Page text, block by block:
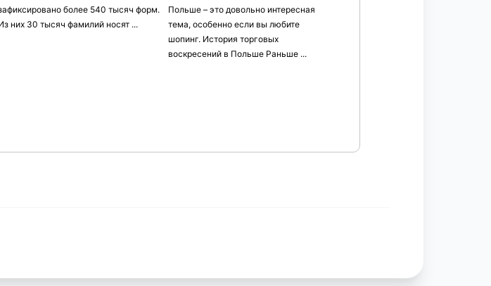
более 540 тысяч форм.
них 30 тысяч фамилий носят ...
Польше – это довольно интересная
тема, особенно если вы любите
шопинг. История торговых
воскресений в Польше Раньше ...